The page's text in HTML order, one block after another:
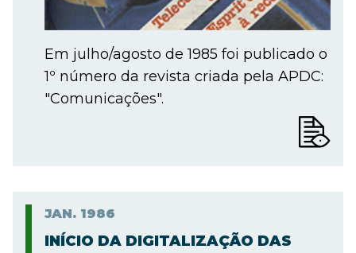
Em julho/agosto de 1985 foi publicado o
1º número da revista criada pela APDC:
"Comunicações".
JAN. 1986
INÍCIO DA DIGITALIZAÇÃO DAS